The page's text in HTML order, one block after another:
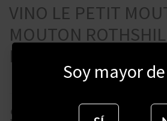
VINO LE PETIT
MOUTON
ML
$
Soy mayor